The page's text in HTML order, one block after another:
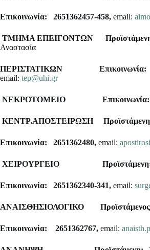
Επικοινωνία: 2651362457-458, email:
ΤΜΗΜΑ ΕΠΕΙΓΟΝΤΩΝ
Αναστασία
ΠΕΡΙΣΤΑΤΙΚΩΝ
email: tep@uhi.gr
ΝΕΚΡΟΤΟΜΕΙΟ Επικοινωνία:
ΚΕΝΤΡ.ΑΠΟΣΤΕΙΡΩΣΗ
Επικοινωνία: 2651362480, email:
ΧΕΙΡΟΥΡΓΕΙΟ
Επικοινωνία: 2651362340-341, email:
ΑΝΑΙΣΘΗΣΙΟΛΟΓΙΚΟ
Επικοινωνία: 2651362767, email: